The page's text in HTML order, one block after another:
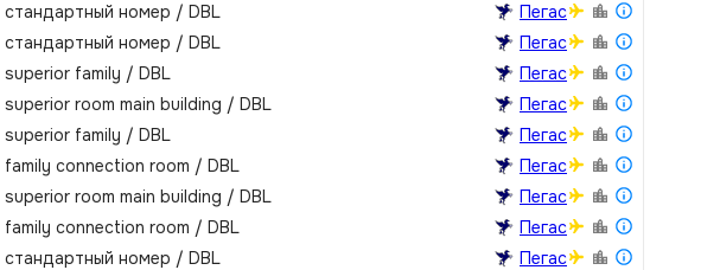
стандартный номер / DBL
Пегас
стандартный номер / DBL
Пегас
superior family / DBL
Пегас
superior room main building / DBL
Пегас
superior family / DBL
Пегас
family connection room / DBL
Пегас
superior room main building / DBL
Пегас
family connection room / DBL
Пегас
стандартный номер / DBL
Пегас